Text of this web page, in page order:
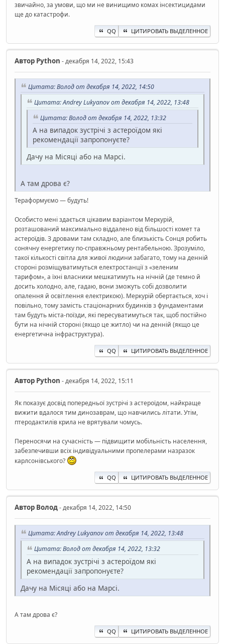
звичайно, за умови, що ми не винищимо комах інсектицидами
ще до катастрофи.
QQ ЦИТИРОВАТЬ ВЫДЕЛЕННОЕ
Автор Python - декабря 14, 2022, 15:43
Цитата: Волод от декабря 14, 2022, 14:50
Цитата: Andrey Lukyanov от декабря 14, 2022, 13:48
Цитата: Волод от декабря 14, 2022, 13:32
А на випадок зустрічі з астероїдом які
рекомендації запропонуєте?
Дачу на Місяці або на Марсі.
А там дрова є?
Тераформуємо — будуть!
Особисто мені здається цікавим варіантом Меркурій,
розташований максимально віддалено від більшості комет та
астероїдів. З дровами там складно, але близькість Сонця робить
сонячну енергетику по-справжньому рентабельною. Зрозуміло,
такої кількості світла для живої людини забагато, тому на денній
стороні розміщуватимуться електростанції з «зеленим
тарифом», а їхні власники мешкатимуть на нічній (де темно й
досить холодно, але, гадаю, вони зможуть собі дозволити
опалення й освітлення електрикою). Меркурій обертається, хоч і
повільно, тому замість стаціонарних будинків з фундаментами
там будуть міста-поїзди, які пересуватимуться так, щоб постійно
бути на нічній стороні (якщо це житло) чи на денній (якщо це
енергетична інфраструктура).
QQ ЦИТИРОВАТЬ ВЫДЕЛЕННОЕ
Автор Python - декабря 14, 2022, 15:11
Як показує досвід попередньої зустрічі з астероїдом, найкраще
вижити вдалося тим динозаврам, що навчились літати. Утім,
птеродактилів крила не врятували чомусь.
Переносячи на сучасність — підвищити мобільність населення,
забезпечивши всіх індивідуальними пропелерами назразок
карлсонівського?
QQ ЦИТИРОВАТЬ ВЫДЕЛЕННОЕ
Автор Волод- декабря 14, 2022, 14:50
Цитата: Andrey Lukyanov от декабря 14, 2022, 13:48
Цитата: Волод от декабря 14, 2022, 13:32
А на випадок зустрічі з астероїдом які
рекомендації запропонуєте?
Дачу на Місяці або на Марсі.
А там дрова є?
QQ ЦИТИРОВАТЬ ВЫДЕЛЕННОЕ